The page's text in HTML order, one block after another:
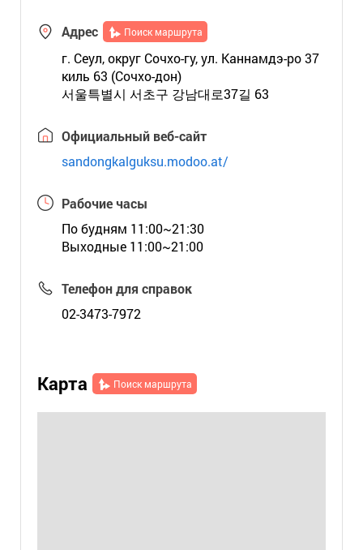
Адрес Поиск маршрута
г. Сеул, округ Сочхо-гу, ул. Каннамдэ-ро 37
киль 63 (Сочхо-дон)
서울특별시 서초구 강남대로37길 63
Официальный веб-сайт
sandongkalguksu.modoo.at/
Рабочие часы
По будням 11:00~21:30
Выходные 11:00~21:00
Телефон для справок
02-3473-7972
Карта Поиск маршрута